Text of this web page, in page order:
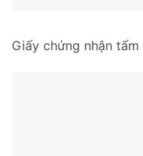
Giấy chứng nhận tấm